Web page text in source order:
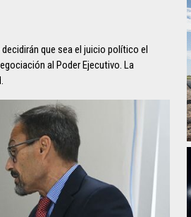
que sea el juicio político el
al Poder Ejecutivo. La